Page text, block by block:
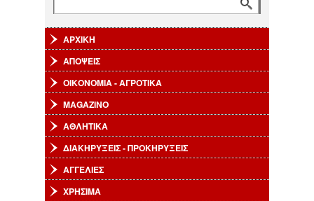
ΑΡΧΙΚΗ
ΑΠΟΨΕΙΣ
ΟΙΚΟΝΟΜΙΑ - ΑΓΡΟΤΙΚΑ
MAGAZINO
ΑΘΛΗΤΙΚΑ
ΔΙΑΚΗΡΥΞΕΙΣ - ΠΡΟΚΗΡΥΞΕΙΣ
ΑΓΓΕΛΙΕΣ
ΧΡΗΣΙΜΑ